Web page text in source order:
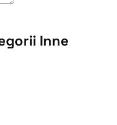
Inne